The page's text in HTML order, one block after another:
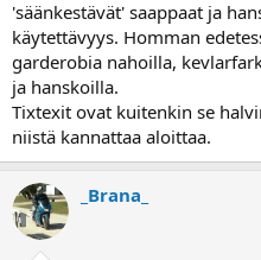
'säänkestävät' saappaat ja
käytettävyys. Homman
garderobia nahoilla,
ja hanskoilla.
Tixtexit ovat kuitenkin se
niistä kannattaa aloittaa.
_Brana_